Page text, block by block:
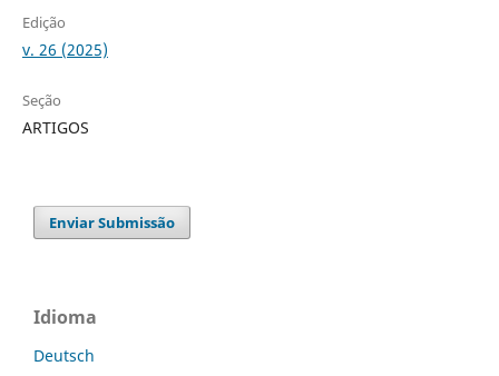
Edição
v. 26 (2025)
Seção
ARTIGOS
Enviar Submissão
Idioma
Deutsch